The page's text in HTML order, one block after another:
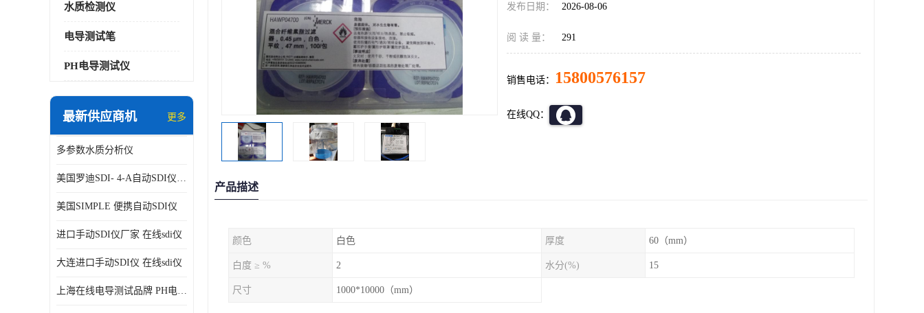
水质检测仪
电导测试笔
PH电导测试仪
最新供应商机 更多
多参数水质分析仪
美国罗迪SDI- 4-A自动SDI仪在线分析仪污染指数仪
美国SIMPLE 便携自动SDI仪
进口手动SDI仪厂家 在线sdi仪
大连进口手动SDI仪 在线sdi仪
上海在线电导测试品牌 PH电导测试仪
发布日期： 2026-08-06
阅 读 量： 291
销售电话： 15800576157
在线QQ：
产品描述
颜色 白色 厚度 60（mm）
白度 ≥ % 2 水分(%) 15
尺寸 1000*10000（mm）